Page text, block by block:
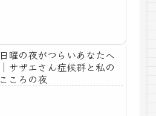
日曜の夜がつらいあなたへ
｜サザエさん症候群と私の
こころの夜